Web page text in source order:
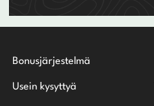
Bonusjärjestelmä
Usein kysyttyä